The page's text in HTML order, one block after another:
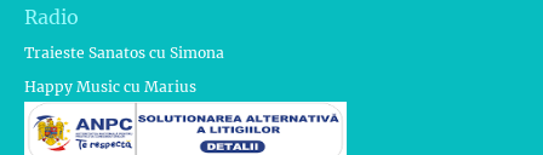
Radio
Traieste Sanatos cu Simona
Happy Music cu Marius